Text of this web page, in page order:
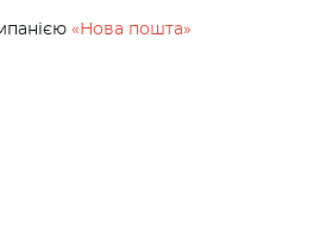
«Нова пошта»